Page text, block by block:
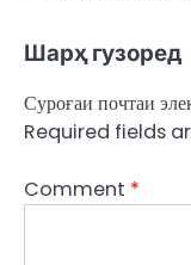
Шарҳ гузоред
Суроғаи почтаи
Required fields
Comment *